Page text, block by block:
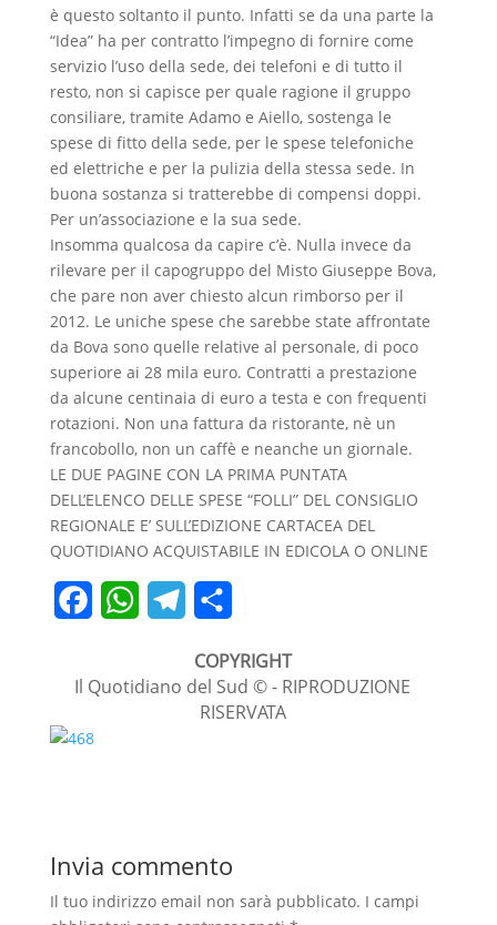
è questo soltanto il punto. Infatti se da una parte la
“Idea” ha per contratto l’impegno di fornire come
servizio l’uso della sede, dei telefoni e di tutto il
resto, non si capisce per quale ragione il gruppo
consiliare, tramite Adamo e Aiello, sostenga le
spese di fitto della sede, per le spese telefoniche
ed elettriche e per la pulizia della stessa sede. In
buona sostanza si tratterebbe di compensi doppi.
Per un’associazione e la sua sede.
Insomma qualcosa da capire c’è. Nulla invece da
rilevare per il capogruppo del Misto Giuseppe Bova,
che pare non aver chiesto alcun rimborso per il
2012. Le uniche spese che sarebbe state affrontate
da Bova sono quelle relative al personale, di poco
superiore ai 28 mila euro. Contratti a prestazione
da alcune centinaia di euro a testa e con frequenti
rotazioni. Non una fattura da ristorante, nè un
francobollo, non un caffè e neanche un giornale.
LE DUE PAGINE CON LA PRIMA PUNTATA
DELL’ELENCO DELLE SPESE “FOLLI” DEL CONSIGLIO
REGIONALE E’ SULL’EDIZIONE CARTACEA DEL
QUOTIDIANO ACQUISTABILE IN EDICOLA O ONLINE
c
b
k
W
a
p
m
n
d
d
i
COPYRIGHT
Il Quotidiano del Sud © - RIPRODUZIONE
RISERVATA
Invia commento
Il tuo indirizzo email non sarà pubblicato. I campi